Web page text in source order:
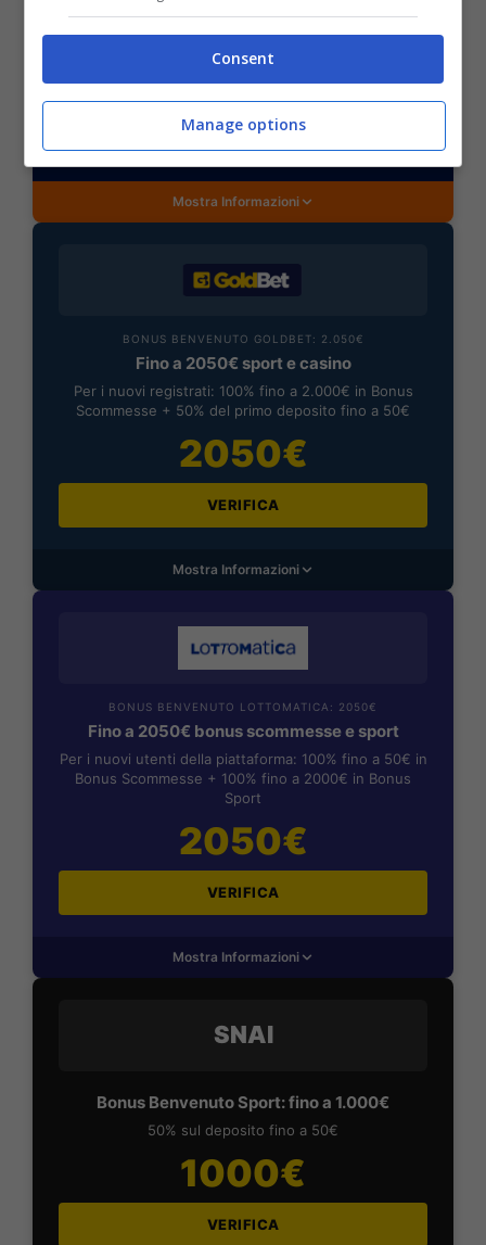
Bonus 50€ senza deposito sport + fino a 50€ di
200€
VERIFICA
Mostra Informazioni
BONUS BENVENUTO GOLDBET: 2.050€
Fino a 2050€ sport e casino
Per i nuovi registrati: 100% fino a 2.000€ in Bonus
Scommesse + 50% del primo deposito fino a 50€
2050€
VERIFICA
Mostra Informazioni
BONUS BENVENUTO LOTTOMATICA: 2050€
Fino a 2050€ bonus scommesse e sport
Per i nuovi utenti della piattaforma: 100% fino a 50€ in
Bonus Scommesse + 100% fino a 2000€ in Bonus
Sport
2050€
VERIFICA
Mostra Informazioni
SNAI
Bonus Benvenuto Sport: fino a 1.000€
50% sul deposito fino a 50€
1000€
VERIFICA
Consent
Manage options